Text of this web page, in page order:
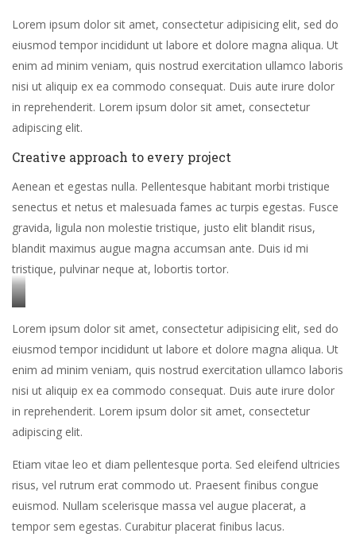
Lorem ipsum dolor sit amet, consectetur adipisicing elit, sed do
eiusmod tempor incididunt ut labore et dolore magna aliqua. Ut
enim ad minim veniam, quis nostrud exercitation ullamco laboris
nisi ut aliquip ex ea commodo consequat. Duis aute irure dolor
in reprehenderit. Lorem ipsum dolor sit amet, consectetur
adipiscing elit.
Creative approach to every project
Aenean et egestas nulla. Pellentesque habitant morbi tristique
senectus et netus et malesuada fames ac turpis egestas. Fusce
gravida, ligula non molestie tristique, justo elit blandit risus,
blandit maximus augue magna accumsan ante. Duis id mi
tristique, pulvinar neque at, lobortis tortor.
Stet
clita
kasd
gubergren,
no
sea
sanctus
Lorem ipsum dolor sit amet, consectetur adipisicing elit, sed do
eiusmod tempor incididunt ut labore et dolore magna aliqua. Ut
enim ad minim veniam, quis nostrud exercitation ullamco laboris
nisi ut aliquip ex ea commodo consequat. Duis aute irure dolor
in reprehenderit. Lorem ipsum dolor sit amet, consectetur
adipiscing elit.
Etiam vitae leo et diam pellentesque porta. Sed eleifend ultricies
risus, vel rutrum erat commodo ut. Praesent finibus congue
euismod. Nullam scelerisque massa vel augue placerat, a
tempor sem egestas. Curabitur placerat finibus lacus.